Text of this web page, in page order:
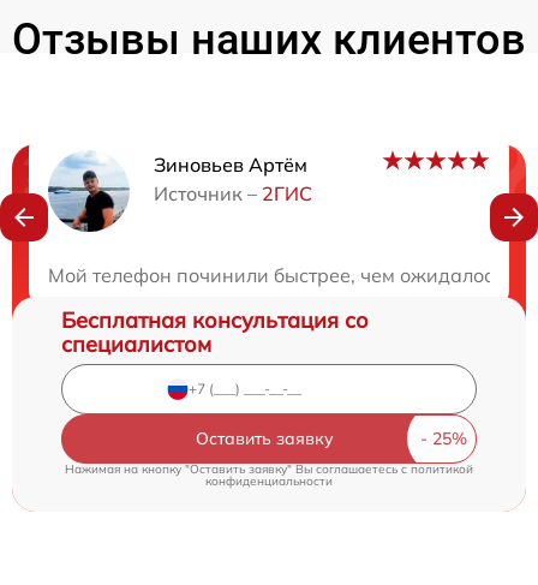
Отзывы наших клиентов
Зиновьев Артём
Источник – 2ГИС
Мой телефон починили быстрее, чем ожидалось.
Нужна консультация?
Бесплатная консультация со
специалистом
Оставить заявку
Нажимая на кнопку "Оставить заявку" Вы соглашаетесь cполитикой
конфиденциальности